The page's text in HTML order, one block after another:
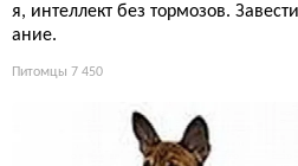
я, интеллект без тормозов.
ание.
Питомцы 7 450